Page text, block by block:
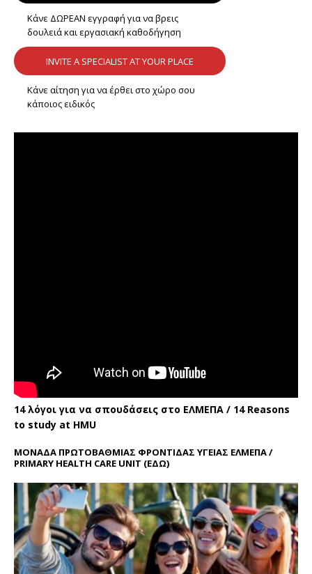
Κάνε ΔΩΡΕΑΝ εγγραφή για να βρεις
δουλειά και εργασιακή καθοδήγηση
INVITE A SPECIALIST AT YOUR PLACE
Κάνε αίτηση για να έρθει στο χώρο σου
κάποιος ειδικός
14 λόγοι για να σπουδάσεις στο ΕΛΜΕΠΑ / 14 Reasons
to study at HMU
ΜΟΝΑΔΑ ΠΡΩΤΟΒΑΘΜΙΑΣ ΦΡΟΝΤΙΔΑΣ ΥΓΕΙΑΣ ΕΛΜΕΠΑ /
PRIMARY HEALTH CARE UNIT (ΕΔΩ)